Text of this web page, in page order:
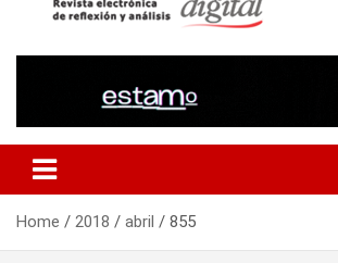
Home 2018 abril 855